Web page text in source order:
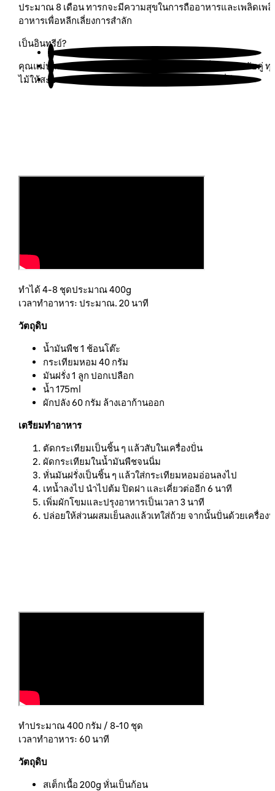
ประมาณ 8 เดือน ทารกจะมีความสุขในการถืออาหารและเพลิดเพ
อาหารเพื่อหลีกเลี่ยงการสำลัก
เป็นอินทรีย์?
คุณแม่บางคนชอบเสนออาหารออร์แกนิก บางคนก็ผสมและจับคู่
ไม้ให้สะอาดและปฏิบัติตามมาตรฐานด้านสุขอนามัยที่ดี
ทำได้ 4-8 ชุดประมาณ 400g
เวลาทำอาหาร: ประมาณ. 20 นาที
วัตถุดิบ
น้ำมันพืช 1 ช้อนโต๊ะ
กระเทียมหอม 40 กรัม
มันฝรั่ง 1 ลูก ปอกเปลือก
น้ำ 175ml
ผักปลัง 60 กรัม ล้างเอาก้านออก
เตรียมทำอาหาร
ตัดกระเทียมเป็นชิ้น ๆ แล้วสับในเครื่องปั่น
ผัดกระเทียมในน้ำมันพืชจนนิ่ม
หั่นมันฝรั่งเป็นชิ้น ๆ แล้วใส่กระเทียมหอมอ่อนลงไป
เทน้ำลงไป นำไปต้ม ปิดฝา และเคี่ยวต่ออีก 6 นาที
เพิ่มผักโขมและปรุงอาหารเป็นเวลา 3 นาที
ปล่อยให้ส่วนผสมเย็นลงแล้วเทใส่ถ้วย จากนั้นปั่นด้วยเครื่อ
ทำประมาณ 400 กรัม / 8-10 ชุด
เวลาทำอาหาร: 60 นาที
วัตถุดิบ
สเต็กเนื้อ 200g หั่นเป็นก้อน
สนับสนุนลูกค้า